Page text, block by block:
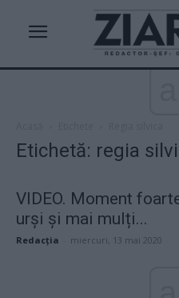
Etichetă: regia
VIDEO. Moment
urși și mai mulți...
Redacţia miercuri, 13 mai 2020